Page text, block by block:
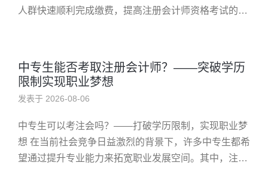
人群快速顺利完成缴费，提高注册会计师资格考试的效
中专生能否考取注册会计师？——突破学历
限制实现职业梦想
发表于 2026-08-06
中专生可以考注会吗？——打破学历限制，实现职业梦
想 在当前社会竞争日益激烈的背景下，许多中专生都希
望通过提升专业能力来拓宽职业发展空间。其中，注册